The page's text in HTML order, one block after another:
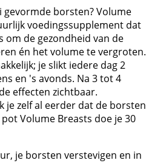
gevormde borsten? Volume
voedingssupplement dat
om de gezondheid van de
én het volume te vergroten.
je slikt iedere dag 2
en 's avonds. Na 3 tot 4
effecten zichtbaar.
je zelf al eerder dat de borsten
Volume Breasts doe je 30
je borsten verstevigen en in